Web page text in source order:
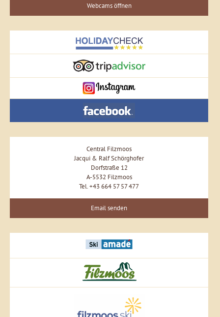
Webcams öffnen
Central Filzmoos
Jacqui & Ralf Schörghofer
Dorfstraße 12
A-5532 Filzmoos
Tel. +43 664 57 57 477
Email senden